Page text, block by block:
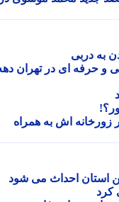
دربی
ای در تهران دهه
اش به همراه
احداث می شود